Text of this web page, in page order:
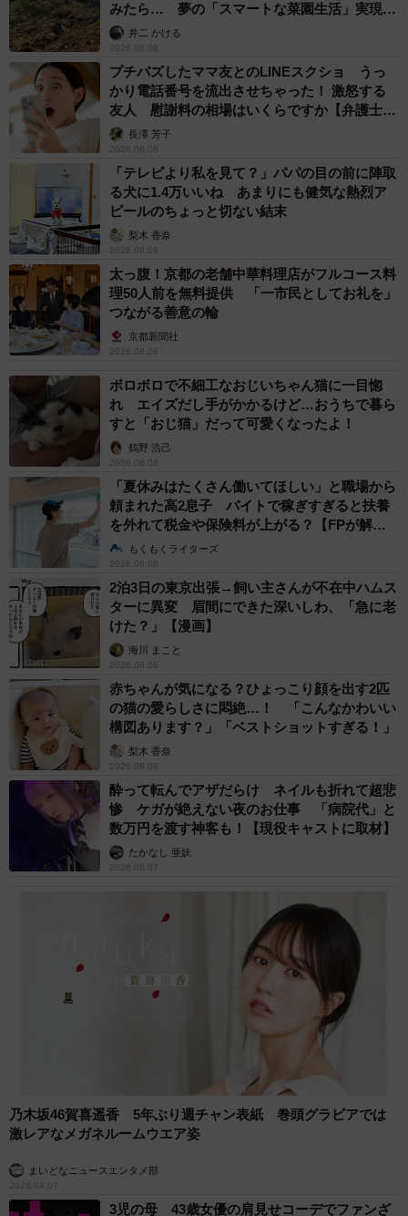
みたら… 夢の「スマートな菜園生活」実現な
るか井二 かける
2026.08.08
プチバズしたママ友とのLINEスクショ うっ
かり電話番号を流出させちゃった！ 激怒する
友人 慰謝料の相場はいくらですか【弁護士が
解説】長澤 芳子
2026.08.08
「テレビより私を見て？」パパの目の前に陣取
る犬に1.4万いいね あまりにも健気な熱烈ア
ピールのちょっと切ない結末
梨木 香奈
2026.08.08
太っ腹！京都の老舗中華料理店がフルコース料
理50人前を無料提供 「一市民としてお礼を」
つながる善意の輪
京都新聞社
2026.08.08
ボロボロで不細工なおじいちゃん猫に一目惚
れ エイズだし手がかかるけど…おうちで暮ら
すと「おじ猫」だって可愛くなったよ！
鶴野 浩己
2026.08.08
「夏休みはたくさん働いてほしい」と職場から
頼まれた高2息子 バイトで稼ぎすぎると扶養
を外れて税金や保険料が上がる？【FPが解
説】もくもくライターズ
2026.08.08
2泊3日の東京出張→飼い主さんが不在中ハムス
ターに異変 眉間にできた深いしわ、「急に老
けた？」【漫画】
海川 まこと
2026.08.08
赤ちゃんが気になる？ひょっこり顔を出す2匹
の猫の愛らしさに悶絶…！ 「こんなかわいい
構図あります？」「ベストショットすぎる！」
梨木 香奈
2026.08.08
酔って転んでアザだらけ ネイルも折れて超悲
惨 ケガが絶えない夜のお仕事 「病院代」と
数万円を渡す神客も！【現役キャストに取材】
たかなし 亜妖
2026.08.07
乃木坂46賀喜遥香 5年ぶり週チャン表紙 巻頭グラビアでは
激レアなメガネルームウエア姿
まいどなニュースエンタメ部
2026.08.07
3児の母 43歳女優の肩見せコーデでファンざ